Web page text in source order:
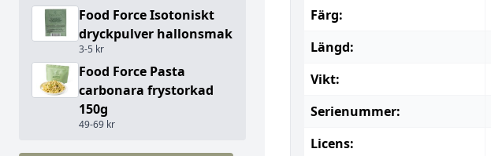
Food Force Isotoniskt
dryckpulver hallonsmak
3-5 kr
Food Force Pasta
carbonara frystorkad
150g
49-69 kr
Färg:
Längd:
Vikt:
Serienummer:
Licens: